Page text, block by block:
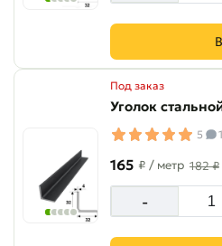
Под заказ
Уголок
5 1
165 ₽ / метр 182 ₽
-